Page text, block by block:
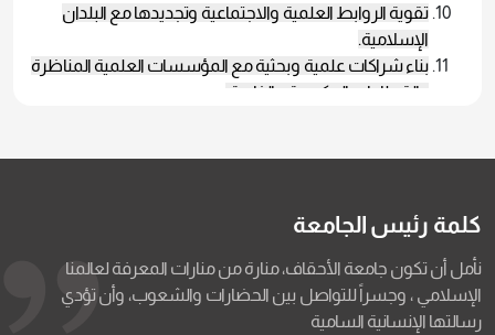
تقوية الروابط العلمية والاجتماعية وتجديدها مع البلدان
الإسلامية.
بناء شراكات علمية وبحثية مع المؤسسات العلمية المناظرة
والقطاعات الحكومية والخاصة.
كلمة رئيس الجامعة
نأمل أن تكون جامعة الأحقاف، منارة من منارات المعرفة لعالمنا
الإسلامي ، وجسراً للتواصل بين الحضارات والشعوب، وأن تؤدي
رسالتها الإنسانية السامية